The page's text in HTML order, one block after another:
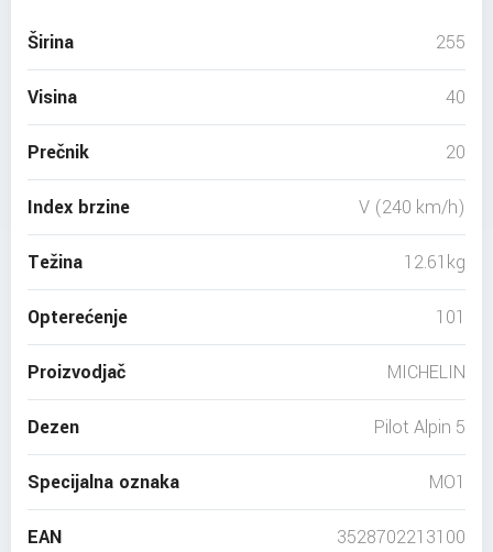
Širina 255
Visina 40
Prečnik 20
Index brzine V (240 km/h)
Težina 12.61kg
Opterećenje 101
Proizvodjač MICHELIN
Dezen Pilot Alpin 5
Specijalna oznaka MO1
EAN 3528702213100